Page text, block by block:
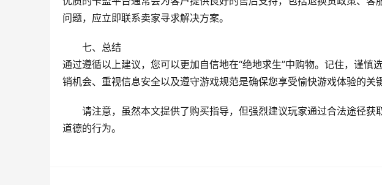
问题，应立即联系卖家寻求解决方案。
七、总结
通过遵循以上建议，您可以更加自信地在“绝地求生”中购物。记住，谨慎
销机会、重视信息安全以及遵守游戏规范是确保您享受愉快游戏体验的关
请注意，虽然本文提供了购买指导，但强烈建议玩家通过合法途径
道德的行为。